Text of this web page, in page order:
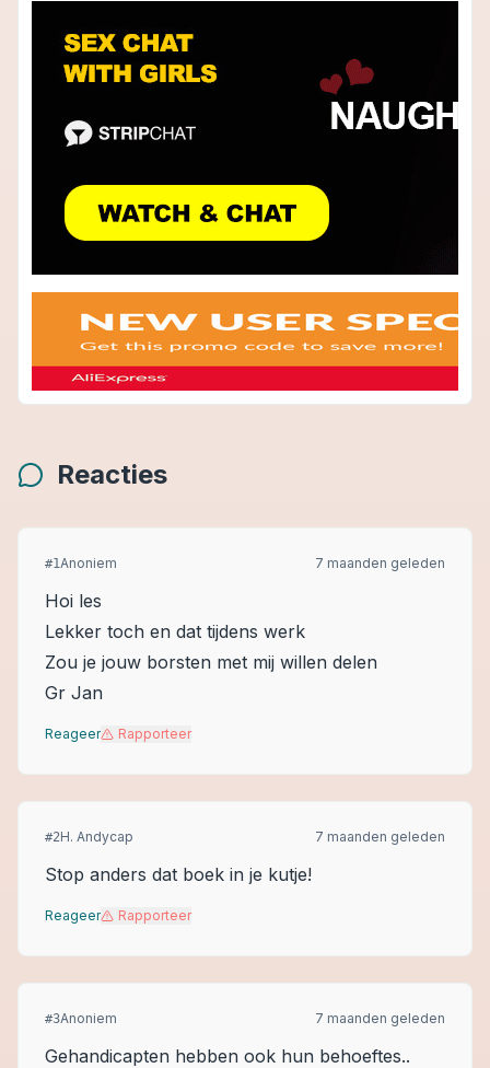
Reacties
#1Anoniem 7 maanden geleden
Hoi les
Lekker toch en dat tijdens werk
Zou je jouw borsten met mij willen delen
Gr Jan
Reageer Rapporteer
#2H. Andycap 7 maanden geleden
Stop anders dat boek in je kutje!
Reageer Rapporteer
#3Anoniem 7 maanden geleden
Gehandicapten hebben ook hun behoeftes..